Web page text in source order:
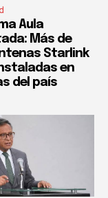
Aula
Más de
Starlink
en
del país